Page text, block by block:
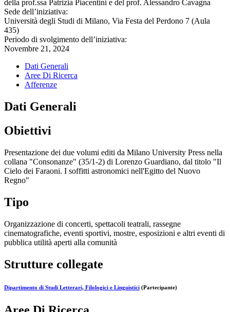
della prof.ssa Patrizia Piacentini e del prof. Alessandro Cavagna
Sede dell’iniziativa:
Università degli Studi di Milano, Via Festa del Perdono 7 (Aula
435)
Periodo di svolgimento dell’iniziativa:
Novembre 21, 2024
Dati Generali
Aree Di Ricerca
Afferenze
Dati Generali
Obiettivi
Presentazione dei due volumi editi da Milano University Press nella
collana "Consonanze" (35/1-2) di Lorenzo Guardiano, dal titolo "Il
Cielo dei Faraoni. I soffitti astronomici nell'Egitto del Nuovo
Regno"
Tipo
Organizzazione di concerti, spettacoli teatrali, rassegne
cinematografiche, eventi sportivi, mostre, esposizioni e altri eventi di
pubblica utilità aperti alla comunità
Strutture collegate
Dipartimento di Studi Letterari, Filologici e Linguistici (Partecipante)